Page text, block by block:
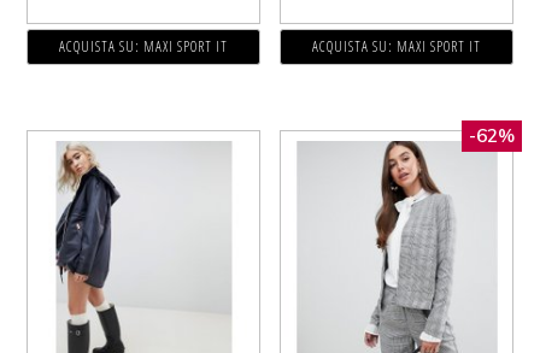
ACQUISTA SU: MAXI SPORT IT ACQUISTA SU: MAXI SPORT IT
-62%